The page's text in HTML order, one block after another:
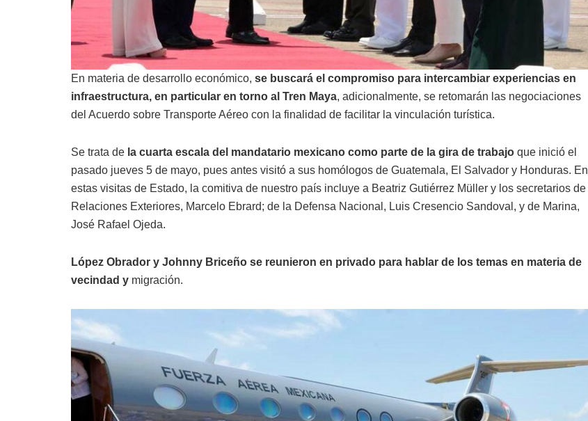
En materia de desarrollo económico, se buscará el compromiso para intercambiar experiencias en
infraestructura, en particular en torno al Tren Maya, adicionalmente, se retomarán las negociaciones
del Acuerdo sobre Transporte Aéreo con la finalidad de facilitar la vinculación turística.
Se trata de la cuarta escala del mandatario mexicano como parte de la gira de trabajo que inició el
pasado jueves 5 de mayo, pues antes visitó a sus homólogos de Guatemala, El Salvador y Honduras. En
estas visitas de Estado, la comitiva de nuestro país incluye a Beatriz Gutiérrez Müller y los secretarios de
Relaciones Exteriores, Marcelo Ebrard; de la Defensa Nacional, Luis Cresencio Sandoval, y de Marina,
José Rafael Ojeda.
López Obrador y Johnny Briceño se reunieron en privado para hablar de los temas en materia de
vecindad y migración.